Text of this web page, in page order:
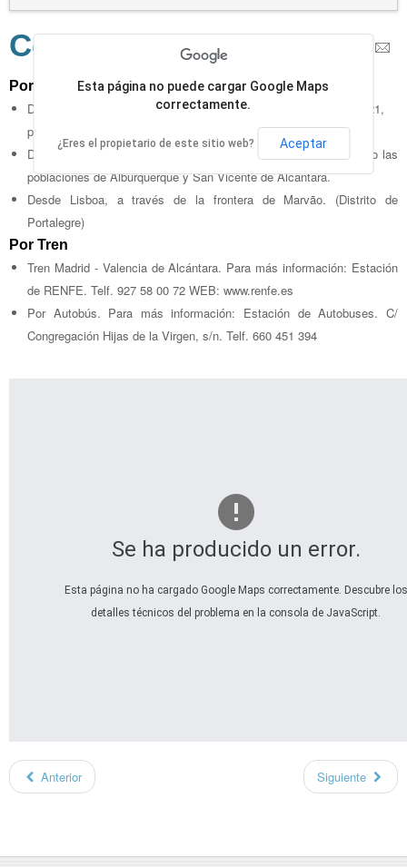
Como LLegar
Por Carretera
Desde Madrid por la autovía N-V hasta Trujillo, y luego por la N-521,
pasando por Cáceres.
Desde Badajoz, a través de la carretera regional EX-110, pasando las
poblaciones de Alburquerque y San Vicente de Alcántara.
Desde Lisboa, a través de la frontera de Marvão. (Distrito de
Portalegre)
Por Tren
Tren Madrid - Valencia de Alcántara. Para más información: Estación
de RENFE. Telf. 927 58 00 72 WEB: www.renfe.es
Por Autobús. Para más información: Estación de Autobuses. C/
Congregación Hijas de la Virgen, s/n. Telf. 660 451 394
Se ha producido un error.
Esta página no ha cargado Google Maps correctamente. Descubre los
detalles técnicos del problema en la consola de JavaScript.
Esta página no puede cargar Google Maps
correctamente.
¿Eres el propietario de este sitio web? Aceptar
Anterior Siguiente